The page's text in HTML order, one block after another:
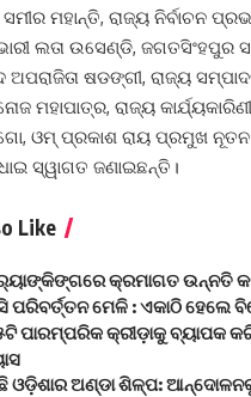
ମହାନ୍ତି, ରାଜ୍ୟ ନିର୍ବାଚନ
ଲତା ଉସେଣ୍ଡି, ଜଗତସିଂହପୁର
ଅପରାଜିତା ଷଡଙ୍ଗୀ, ରାଜ୍ୟ
ମହାପାତ୍ର, ରାଜ୍ୟ
ଓମ୍ ପ୍ରକାଶ ରାୟ ପ୍ରମୁଖ
ସ୍ୱାଗତ ଜଣାଇଛନ୍ତି।
Like
ର‌୍ୟାଙ୍କିଙ୍ଗରେ କ୍ରମାଗତ ଉନ୍ନତି
ପରିବର୍ତ୍ତନ ମେଳି : ଏକାଠି ହେଲେ
ପାରମ୍ପରିକ କ୍ରୀଡ଼ାକୁ ବ୍ୟାପକ
ଓଡ଼ିଶାର ଅଣ୍ଡା ଶିଳ୍ପ: